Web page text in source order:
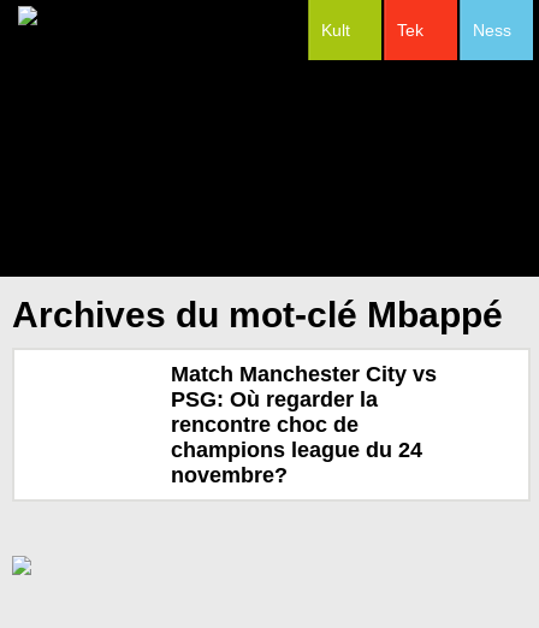
Ness
Tek
Kult
Archives du mot-clé Mbappé
Match Manchester City vs
PSG: Où regarder la
rencontre choc de
champions league du 24
novembre?